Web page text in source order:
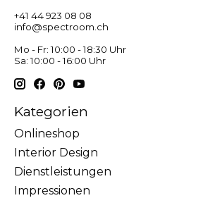
+41 44 923 08 08
info@spectroom.ch
Mo - Fr: 10:00 - 18:30 Uhr
Sa: 10:00 - 16:00 Uhr
Kategorien
Onlineshop
Interior Design
Dienstleistungen
Impressionen